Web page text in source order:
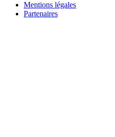
Mentions légales
Partenaires